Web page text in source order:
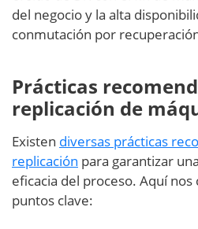
del negocio y la alta
conmutación por
Prácticas
replicación de
Existen diversas prácticas
replicación para garantizar
eficacia del proceso. Aquí
puntos clave: